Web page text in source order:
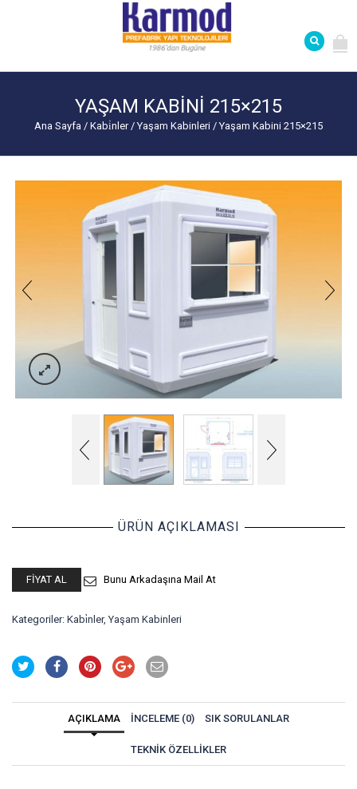
YAŞAM KABINI 215×215
Ana Sayfa / Kabi̇nler / Yaşam Kabinleri /Yaşam Kabini 215×215
ÜRÜN AÇIKLAMASI
FIYAT AL Bunu Arkadaşına Mail At
Kategoriler: Kabi̇nler,Yaşam Kabinleri
AÇIKLAMA İNCELEME (0) SIK SORULANLAR
TEKNIK ÖZELLIKLER